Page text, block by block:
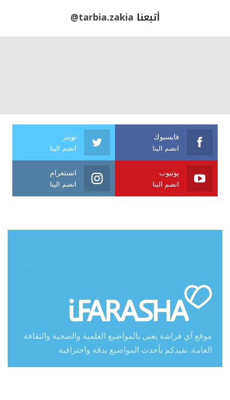
أتبعنا @tarbia.zakia
فايسبوك
انضم الينا
تويتر
انضم الينا
يوتيوب
انضم الينا
انستغرام
انضم الينا
موقع آي فراشة يعنى بالمواضيع العلمية والصحية والثقافة
العامة. نفيدكم بأحدث المواضيع بدقة واحترافية